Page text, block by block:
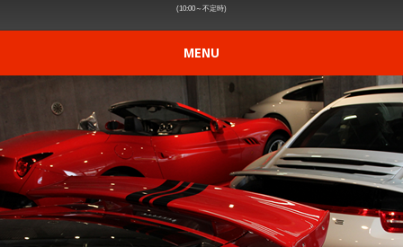
(10:00～不定時)
MENU
在庫車情報
修理事例の紹介
愛車の買取査定